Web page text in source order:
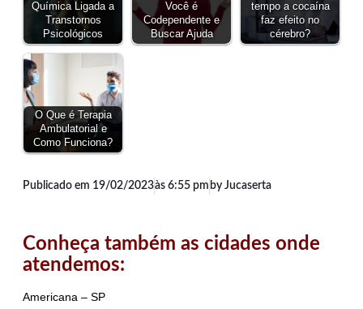
Química Ligada a
Transtornos
Psicológicos
Você é
Codependente e
Buscar Ajuda
tempo a cocaína
faz efeito no
cérebro?
O Que é Terapia
Ambulatorial e
Como Funciona?
Publicado em 19/02/2023às 6:55 pm by Jucaserta
Conheça também as cidades onde
atendemos:
Americana – SP